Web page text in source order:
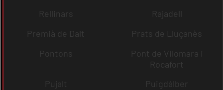
Rellinars
Rajadell
Premià de Dalt
Prats de Lluçanès
Pontons
Pont de Vilomara i
Rocafort
Pujalt
Puigdàlber